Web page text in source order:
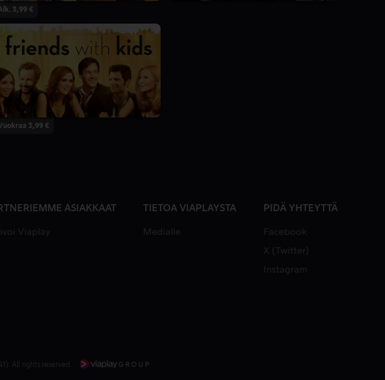
3,99 €
3,99 €
ASIAKKAAT
Viaplay
TIETOA VIAPLAYSTA
Medialle
PIDÄ YHTEYTTÄ
Facebook
X (Twitter)
Instagram
All rights reserved.